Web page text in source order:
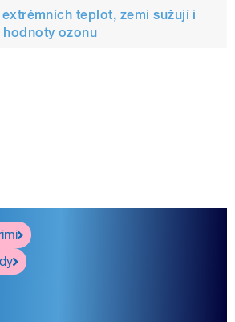
extrémních teplot, zemi sužují i
hodnoty ozonu